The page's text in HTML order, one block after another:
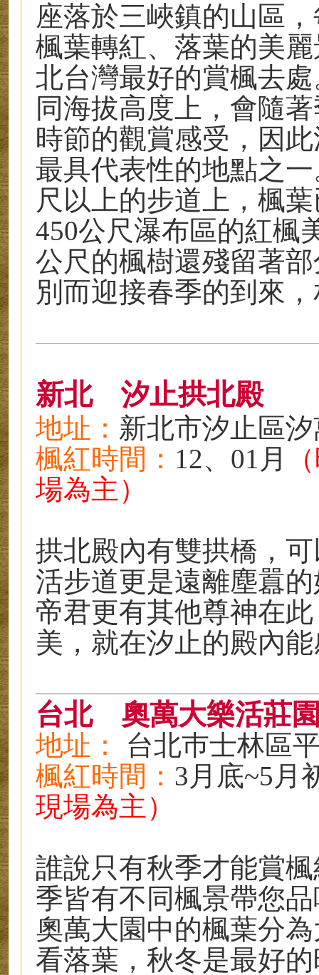
座落於三峽鎮的山區
楓葉轉紅、落葉的美
北台灣最好的賞楓去
同海拔高度上，會隨
時節的觀賞感受，因
最具代表性的地點之
尺以上的步道上，楓
450公尺瀑布區的紅楓
公尺的楓樹還殘留著
別而迎接春季的到來
新北汐止拱北殿
地址 ： 新北市汐止區
楓紅時間 ： 12、01月
場為主）
拱北殿內有雙拱橋，
活步道更是遠離塵囂
帝君更有其他尊神在
美，就在汐止的殿內
台北 奧萬大樂活莊
地址 ：
台北巿士林區
楓紅時間 ： 3月底~5月
現場為主）
誰說只有秋季才能賞
季皆有不同楓景帶您
奧萬大園中的楓葉分
看落葉，秋冬是最好